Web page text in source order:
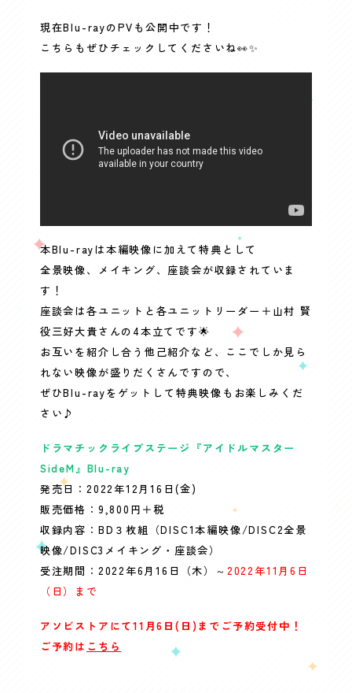
現在Blu-rayのPVも公開中です！
こちらもぜひチェックしてくださいね👀✨
本Blu-rayは本編映像に加えて特典として
全景映像、メイキング、座談会が収録されていま
す！
座談会は各ユニットと各ユニットリーダー＋山村 賢
役三好大貴さんの4本立てです🌟
お互いを紹介し合う他己紹介など、ここでしか見ら
れない映像が盛りだくさんですので、
ぜひBlu-rayをゲットして特典映像もお楽しみくだ
さい♪
ドラマチックライブステージ『アイドルマスター
SideM』Blu-ray
発売日：2022年12月16日(金)
販売価格：9,800円＋税
収録内容：BD３枚組（DISC1本編映像/DISC2全景
映像/DISC3メイキング・座談会）
受注期間：2022年6月16日（木）～ 2022年11月6日
（日）まで
アソビストアにて11月6日(日)までご予約受付中！
ご予約は こちら